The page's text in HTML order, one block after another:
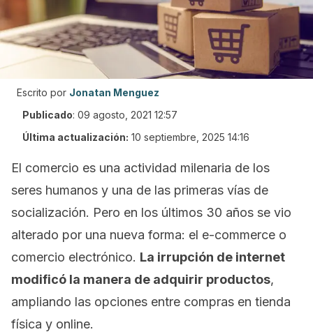
Escrito por Jonatan Menguez
Publicado: 09 agosto, 2021 12:57
Última actualización: 10 septiembre, 2025 14:16
El comercio es una actividad milenaria de los
seres humanos y una de las primeras vías de
socialización. Pero en los últimos 30 años se vio
alterado por una nueva forma: el e-commerce o
comercio electrónico. La irrupción de internet
modificó la manera de adquirir productos,
ampliando las opciones entre compras en tienda
física y online.